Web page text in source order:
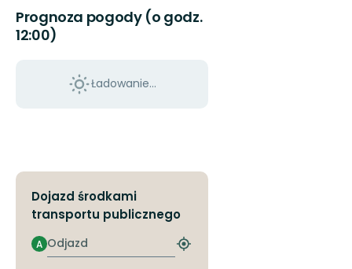
Prognoza pogody (o godz.
12:00)
Ładowanie...
Dojazd środkami
transportu publicznego
Odjazd
A
Znajdź